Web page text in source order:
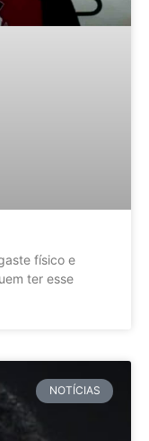
físico e
ter esse
NOTÍCIAS